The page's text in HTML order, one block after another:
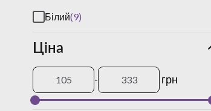
Білий(9)
Ціна
- грн